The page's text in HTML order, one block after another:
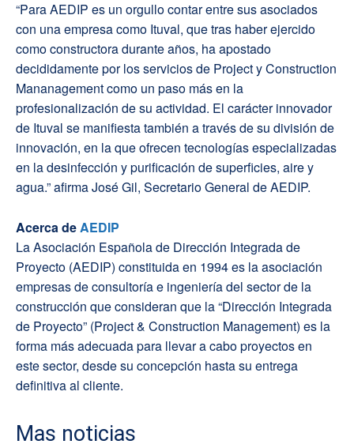
“Para AEDIP es un orgullo contar entre sus asociados
con una empresa como Ituval, que tras haber ejercido
como constructora durante años, ha apostado
decididamente por los servicios de Project y Construction
Mananagement como un paso más en la
profesionalización de su actividad. El carácter innovador
de Ituval se manifiesta también a través de su división de
innovación, en la que ofrecen tecnologías especializadas
en la desinfección y purificación de superficies, aire y
agua.” afirma José Gil, Secretario General de AEDIP.
Acerca deAEDIP
La Asociación Española de Dirección Integrada de
Proyecto (AEDIP) constituida en 1994 es la asociación
empresas de consultoría e ingeniería del sector de la
construcción que consideran que la “Dirección Integrada
de Proyecto” (Project & Construction Management) es la
forma más adecuada para llevar a cabo proyectos en
este sector, desde su concepción hasta su entrega
definitiva al cliente.
Mas noticias